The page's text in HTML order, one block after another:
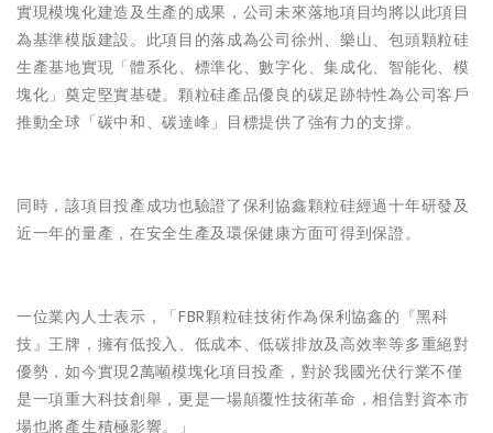
實現模塊化建造及生產的成果，公司未來落地項目均將以此項目
為基準模版建設。此項目的落成為公司徐州、樂山、包頭顆粒硅
生產基地實現「體系化、標準化、數字化、集成化、智能化、模
塊化」奠定堅實基礎。顆粒硅產品優良的碳足跡特性為公司客戶
推動全球「碳中和、碳達峰」目標提供了強有力的支撐。
同時，該項目投產成功也驗證了保利協鑫顆粒硅經過十年研發及
近一年的量產，在安全生產及環保健康方面可得到保證。
一位業內人士表示，「FBR顆粒硅技術作為保利協鑫的『黑科
技』王牌，擁有低投入、低成本、低碳排放及高效率等多重絕對
優勢，如今實現2萬噸模塊化項目投產，對於我國光伏行業不僅
是一項重大科技創舉，更是一場顛覆性技術革命，相信對資本市
場也將產生積極影響。」